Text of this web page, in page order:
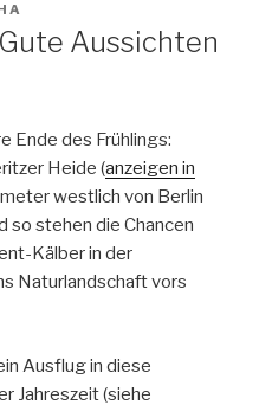
Aussichten
Ende des Frühlings:
Heide (anzeigen in
westlich von Berlin
so stehen die Chancen
Kälber in der
Naturlandschaft vors
Ausflug in diese
Jahreszeit (siehe